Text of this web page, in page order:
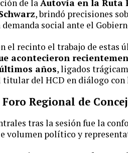
de laAutovía en la Ruta
, brindó precisiones
social ante el
el recinto el trabajo de estas
acontecieron
años, ligados
titular del HCD en diálogo con
Regional de
tras la sesión fue la
volumen político y